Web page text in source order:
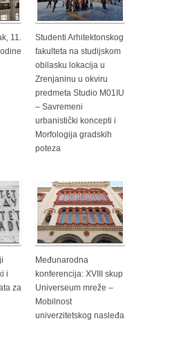
11.
Studenti Arhitektonskog
fakulteta na studijskom
obilasku lokacija u
Zrenjaninu u okviru
predmeta Studio M01IU
– Savremeni
urbanistički koncepti i
Morfologija gradskih
poteza
i
za
Međunarodna
konferencija: XVIII skup
Universeum mreže –
Mobilnost
univerzitetskog nasleđa